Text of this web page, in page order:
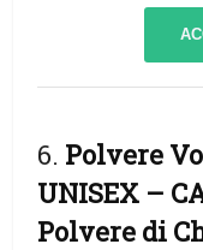
6. Polvere
UNISEX –
Polvere di